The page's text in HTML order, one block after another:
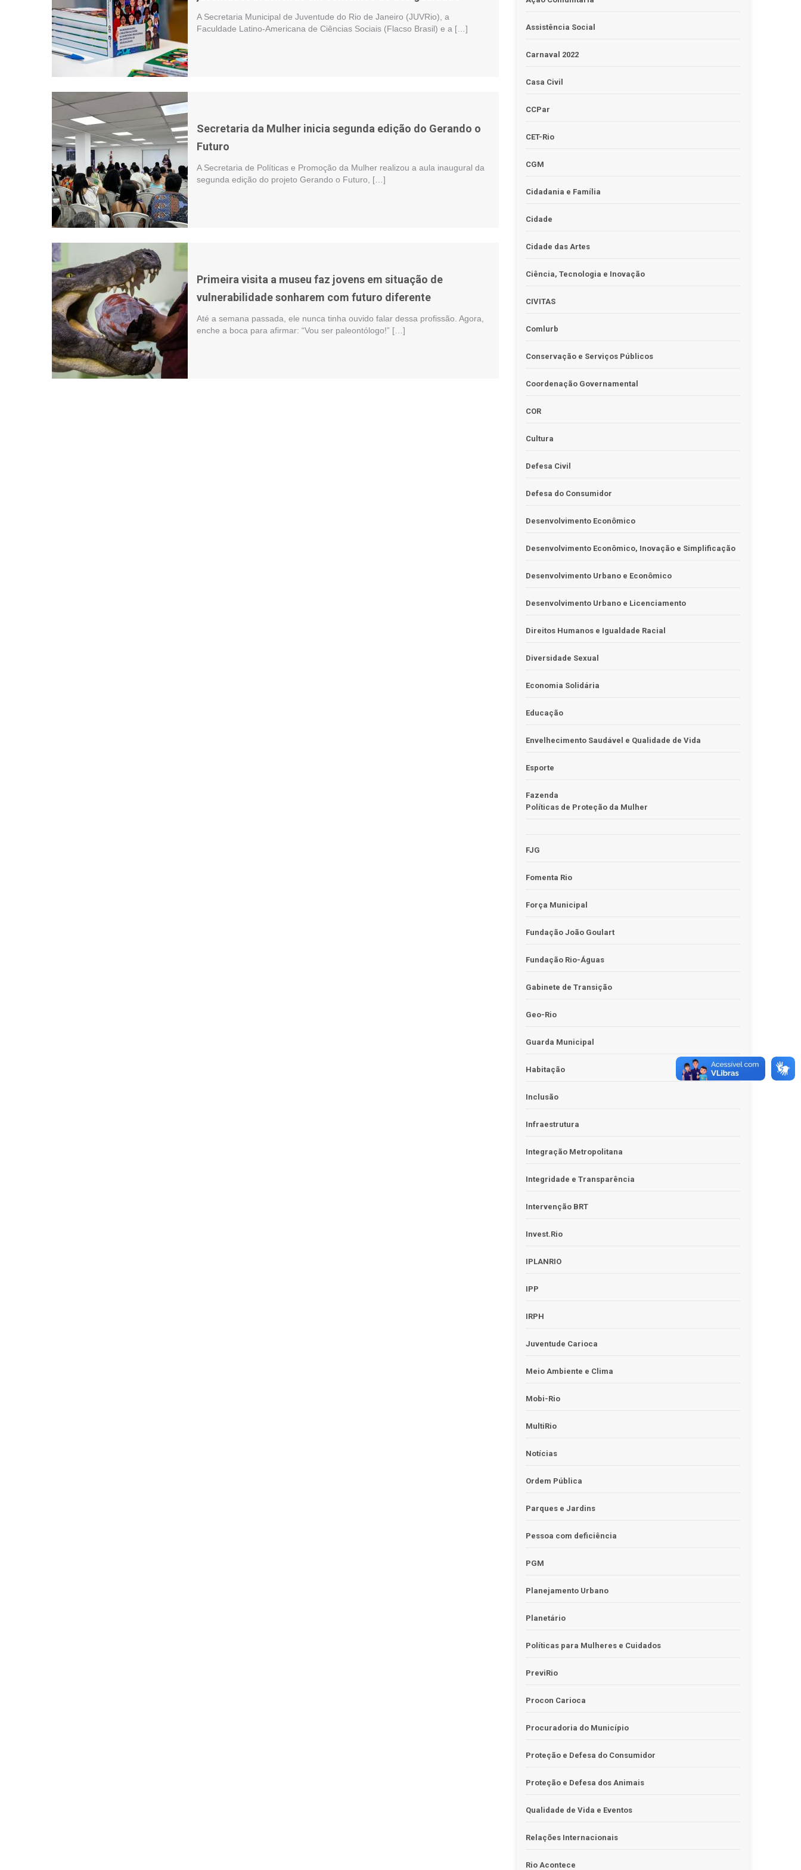
A Secretaria Municipal de Juventude do Rio de Janeiro (JUVRio), a
Faculdade Latino-Americana de Ciências Sociais (Flacso Brasil) e a […]
Secretaria da Mulher inicia segunda edição do Gerando o
Futuro
A Secretaria de Políticas e Promoção da Mulher realizou a aula inaugural da
segunda edição do projeto Gerando o Futuro, […]
Primeira visita a museu faz jovens em situação de
vulnerabilidade sonharem com futuro diferente
Até a semana passada, ele nunca tinha ouvido falar dessa profissão. Agora,
enche a boca para afirmar: “Vou ser paleontólogo!” […]
Assistência Social
Carnaval 2022
Casa Civil
CCPar
CET-Rio
CGM
Cidadania e Família
Cidade
Cidade das Artes
Ciência, Tecnologia e Inovação
CIVITAS
Comlurb
Conservação e Serviços Públicos
Coordenação Governamental
COR
Cultura
Defesa Civil
Defesa do Consumidor
Desenvolvimento Econômico
Desenvolvimento Econômico, Inovação e Simplificação
Desenvolvimento Urbano e Econômico
Desenvolvimento Urbano e Licenciamento
Direitos Humanos e Igualdade Racial
Diversidade Sexual
Economia Solidária
Educação
Envelhecimento Saudável e Qualidade de Vida
Esporte
Fazenda
Políticas de Proteção da Mulher
FJG
Fomenta Rio
Força Municipal
Fundação João Goulart
Fundação Rio-Águas
Gabinete de Transição
Geo-Rio
Guarda Municipal
Habitação
Inclusão
Infraestrutura
Integração Metropolitana
Integridade e Transparência
Intervenção BRT
Invest.Rio
IPLANRIO
IPP
IRPH
Juventude Carioca
Meio Ambiente e Clima
Mobi-Rio
MultiRio
Notícias
Ordem Pública
Parques e Jardins
Pessoa com deficiência
PGM
Planejamento Urbano
Planetário
Políticas para Mulheres e Cuidados
PreviRio
Procon Carioca
Procuradoria do Município
Proteção e Defesa do Consumidor
Proteção e Defesa dos Animais
Qualidade de Vida e Eventos
Relações Internacionais
Rio Acontece